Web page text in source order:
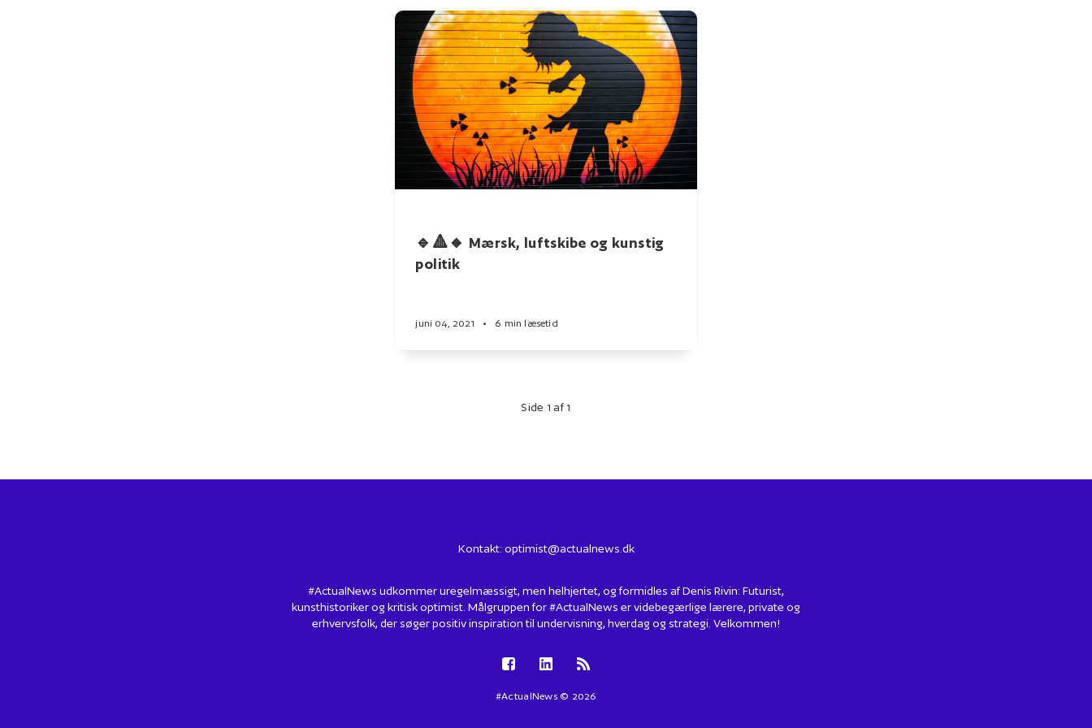
🔹🔺🔸 Mærsk, luftskibe og kunstig
politik
juni 04, 2021 • 6 min læsetid
Side 1 af 1
Kontakt: optimist@actualnews.dk
#ActualNews udkommer uregelmæssigt, men helhjertet, og formidles af Denis Rivin: Futurist,
kunsthistoriker og kritisk optimist. Målgruppen for #ActualNews er videbegærlige lærere, private og
erhvervsfolk, der søger positiv inspiration til undervisning, hverdag og strategi. Velkommen!
#ActualNews © 2026